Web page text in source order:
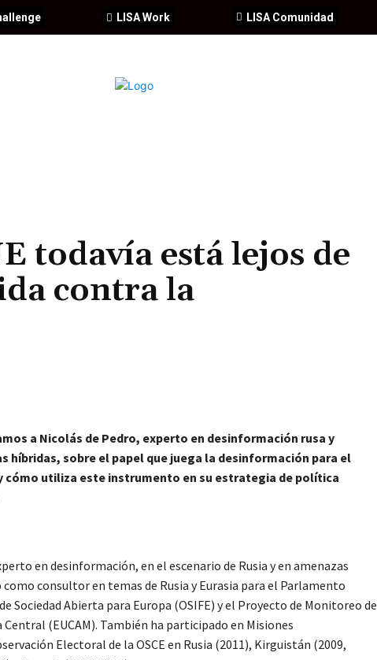
LISA Comunidad
LISA Work
todavía está lejos de
contra la
a Nicolás de Pedro, experto en desinformación rusa y
híbridas, sobre el papel que juega la desinformación para el
cómo utiliza este instrumento en su estrategia de política
en desinformación, en el escenario de Rusia y en amenazas
consultor en temas de Rusia y Eurasia para el Parlamento
Sociedad Abierta para Europa (OSIFE) y el Proyecto de Monitoreo de
Central (EUCAM). También ha participado en Misiones
Electoral de la OSCE en Rusia (2011), Kirguistán (2009,